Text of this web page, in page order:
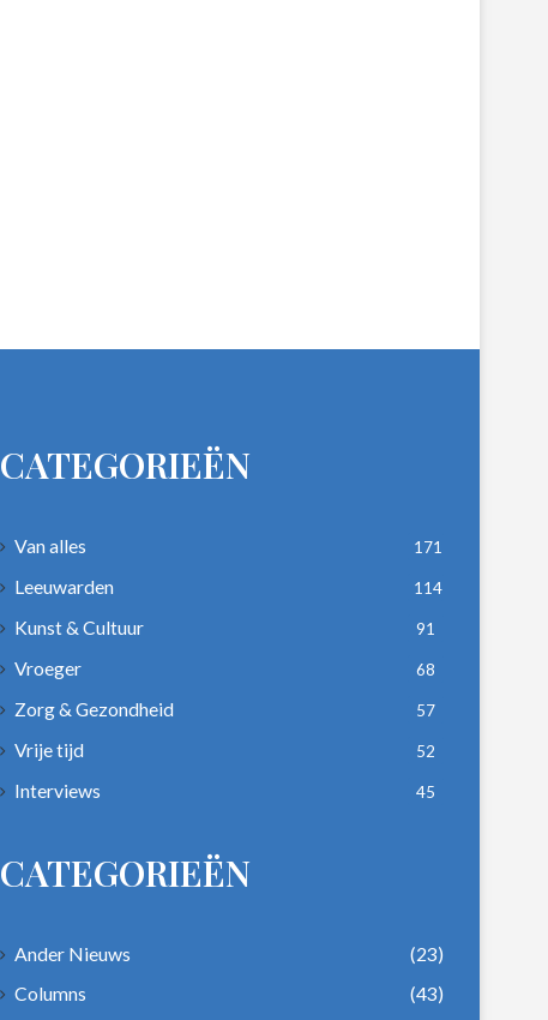
CATEGORIEËN
Van alles 171
Leeuwarden 114
Kunst & Cultuur 91
Vroeger 68
Zorg & Gezondheid 57
Vrije tijd 52
Interviews 45
CATEGORIEËN
Ander Nieuws
(23)
Columns
(43)